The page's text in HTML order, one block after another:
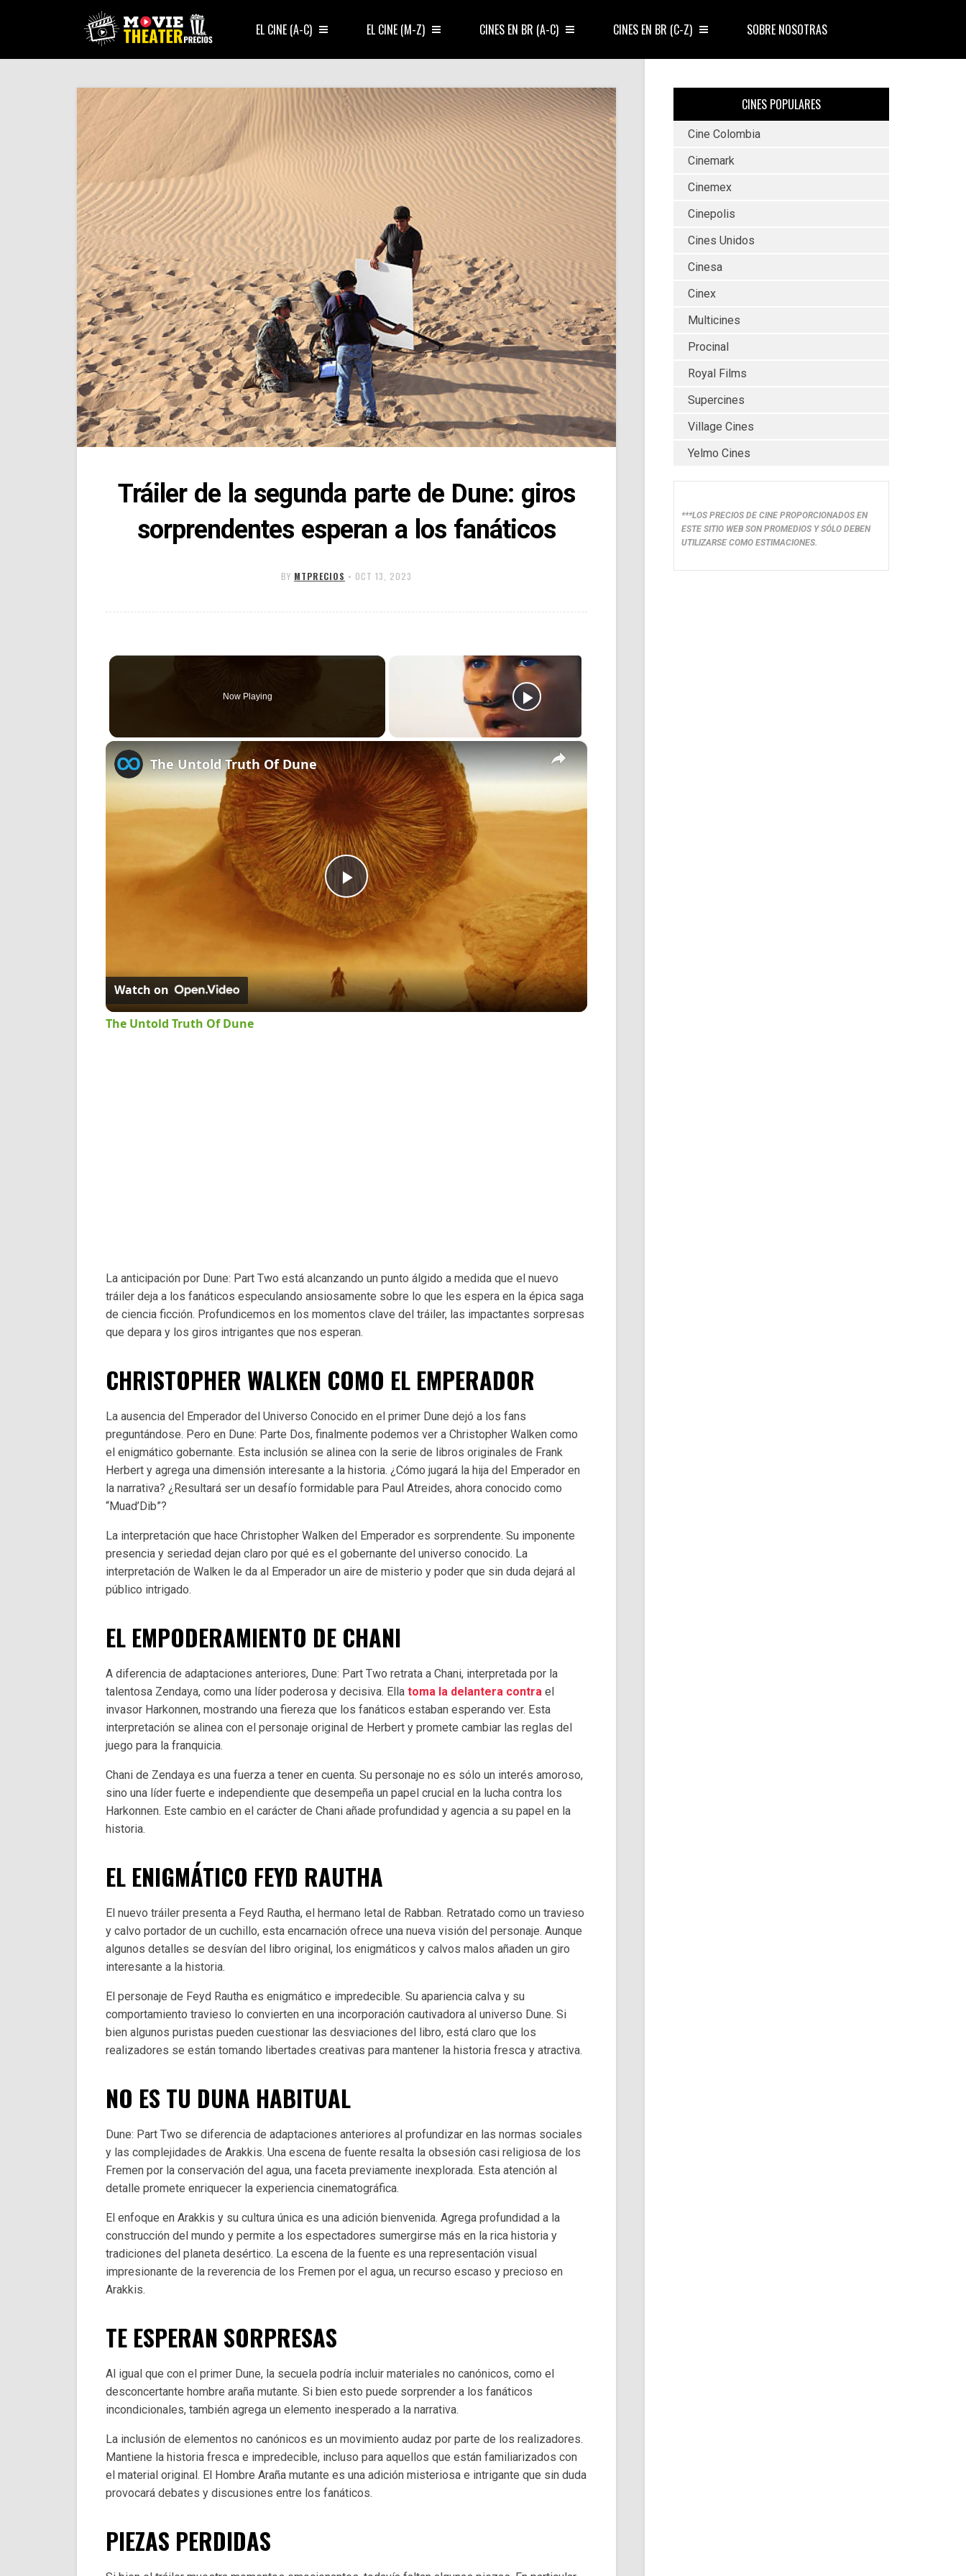
EL CINE (A-C) EL CINE (M-Z) CINES EN BR (A-C) CINES EN BR (C-Z) SOBRE NOSOTRAS
Tráiler de la segunda parte de Dune: giros
sorprendentes esperan a los fanáticos
BY MTPRECIOS • OCT 13, 2023
Now Playing
×
Play
Video
The Untold Truth Of Dune
Watch on
The Untold Truth Of Dune
La anticipación por Dune: Part Two está alcanzando un punto álgido a medida que el nuevo
tráiler deja a los fanáticos especulando ansiosamente sobre lo que les espera en la épica saga
de ciencia ficción. Profundicemos en los momentos clave del tráiler, las impactantes sorpresas
que depara y los giros intrigantes que nos esperan.
CHRISTOPHER WALKEN COMO EL EMPERADOR
La ausencia del Emperador del Universo Conocido en el primer Dune dejó a los fans
preguntándose. Pero en Dune: Parte Dos, finalmente podemos ver a Christopher Walken como
el enigmático gobernante. Esta inclusión se alinea con la serie de libros originales de Frank
Herbert y agrega una dimensión interesante a la historia. ¿Cómo jugará la hija del Emperador en
la narrativa? ¿Resultará ser un desafío formidable para Paul Atreides, ahora conocido como
“Muad’Dib”?
La interpretación que hace Christopher Walken del Emperador es sorprendente. Su imponente
presencia y seriedad dejan claro por qué es el gobernante del universo conocido. La
interpretación de Walken le da al Emperador un aire de misterio y poder que sin duda dejará al
público intrigado.
EL EMPODERAMIENTO DE CHANI
A diferencia de adaptaciones anteriores, Dune: Part Two retrata a Chani, interpretada por la
talentosa Zendaya, como una líder poderosa y decisiva. Ella toma la delantera contra el
invasor Harkonnen, mostrando una fiereza que los fanáticos estaban esperando ver. Esta
interpretación se alinea con el personaje original de Herbert y promete cambiar las reglas del
juego para la franquicia.
Chani de Zendaya es una fuerza a tener en cuenta. Su personaje no es sólo un interés amoroso,
sino una líder fuerte e independiente que desempeña un papel crucial en la lucha contra los
Harkonnen. Este cambio en el carácter de Chani añade profundidad y agencia a su papel en la
historia.
EL ENIGMÁTICO FEYD RAUTHA
El nuevo tráiler presenta a Feyd Rautha, el hermano letal de Rabban. Retratado como un travieso
y calvo portador de un cuchillo, esta encarnación ofrece una nueva visión del personaje. Aunque
algunos detalles se desvían del libro original, los enigmáticos y calvos malos añaden un giro
interesante a la historia.
El personaje de Feyd Rautha es enigmático e impredecible. Su apariencia calva y su
comportamiento travieso lo convierten en una incorporación cautivadora al universo Dune. Si
bien algunos puristas pueden cuestionar las desviaciones del libro, está claro que los
realizadores se están tomando libertades creativas para mantener la historia fresca y atractiva.
NO ES TU DUNA HABITUAL
Dune: Part Two se diferencia de adaptaciones anteriores al profundizar en las normas sociales
y las complejidades de Arakkis. Una escena de fuente resalta la obsesión casi religiosa de los
Fremen por la conservación del agua, una faceta previamente inexplorada. Esta atención al
detalle promete enriquecer la experiencia cinematográfica.
El enfoque en Arakkis y su cultura única es una adición bienvenida. Agrega profundidad a la
construcción del mundo y permite a los espectadores sumergirse más en la rica historia y
tradiciones del planeta desértico. La escena de la fuente es una representación visual
impresionante de la reverencia de los Fremen por el agua, un recurso escaso y precioso en
Arakkis.
TE ESPERAN SORPRESAS
Al igual que con el primer Dune, la secuela podría incluir materiales no canónicos, como el
desconcertante hombre araña mutante. Si bien esto puede sorprender a los fanáticos
incondicionales, también agrega un elemento inesperado a la narrativa.
La inclusión de elementos no canónicos es un movimiento audaz por parte de los realizadores.
Mantiene la historia fresca e impredecible, incluso para aquellos que están familiarizados con
el material original. El Hombre Araña mutante es una adición misteriosa e intrigante que sin duda
provocará debates y discusiones entre los fanáticos.
PIEZAS PERDIDAS
CINES POPULARES
Cine Colombia
Cinemark
Cinemex
Cinepolis
Cines Unidos
Cinesa
Cinex
Multicines
Procinal
Royal Films
Supercines
Village Cines
Yelmo Cines
***LOS PRECIOS DE CINE PROPORCIONADOS EN
ESTE SITIO WEB SON PROMEDIOS Y SÓLO DEBEN
UTILIZARSE COMO ESTIMACIONES.